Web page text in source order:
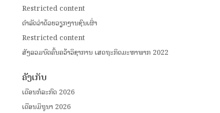
Restricted content
ດໍາລັດວ່າດ້ວຍວຽກງານຊົນເຜົ່າ
Restricted content
ສັງລວມບົດຄົ້ນຄວ້າວິຊາການ ເສດຖະກິດມະຫາພາກ 2022
ຄັງເກັບ
ເດືອນກໍລະກົດ 2026
ເດືອນມິຖຸນາ 2026